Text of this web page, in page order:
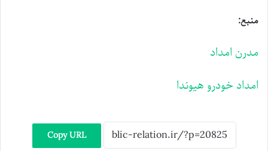
منبع:
مدرن امداد
امداد خودرو هیوندا
Copy URL